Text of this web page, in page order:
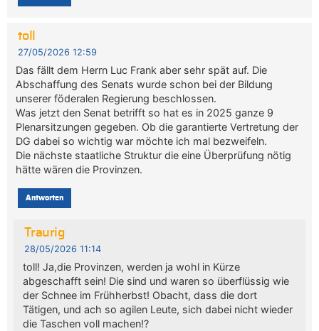
toll
27/05/2026 12:59
Das fällt dem Herrn Luc Frank aber sehr spät auf. Die
Abschaffung des Senats wurde schon bei der Bildung
unserer föderalen Regierung beschlossen.
Was jetzt den Senat betrifft so hat es in 2025 ganze 9
Plenarsitzungen gegeben. Ob die garantierte Vertretung der
DG dabei so wichtig war möchte ich mal bezweifeln.
Die nächste staatliche Struktur die eine Überprüfung nötig
hätte wären die Provinzen.
Antworten
Traurig
28/05/2026 11:14
toll! Ja,die Provinzen, werden ja wohl in Kürze
abgeschafft sein! Die sind und waren so überflüssig wie
der Schnee im Frühherbst! Obacht, dass die dort
Tätigen, und ach so agilen Leute, sich dabei nicht wieder
die Taschen voll machen!?